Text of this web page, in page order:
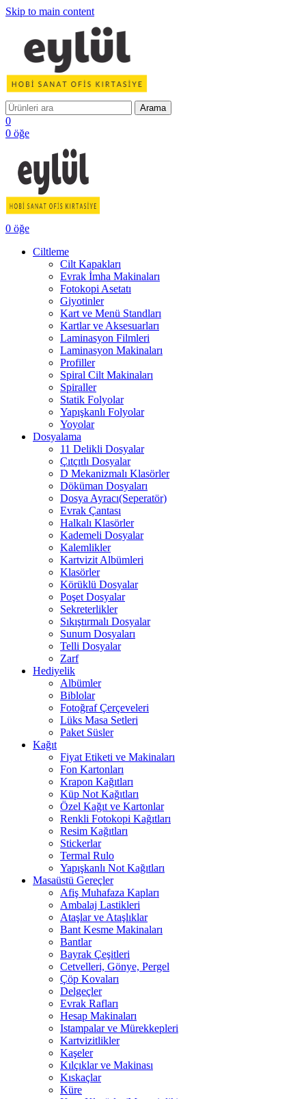
Skip to main content
Arama
0
0 öğe
0 öğe
Ciltleme
Cilt Kapakları
Evrak İmha Makinaları
Fotokopi Asetatı
Giyotinler
Kart ve Menü Standları
Kartlar ve Aksesuarları
Laminasyon Filmleri
Laminasyon Makinaları
Profiller
Spiral Cilt Makinaları
Spiraller
Statik Folyolar
Yapışkanlı Folyolar
Yoyolar
Dosyalama
11 Delikli Dosyalar
Çıtçıtlı Dosyalar
D Mekanizmalı Klasörler
Döküman Dosyaları
Dosya Ayracı(Seperatör)
Evrak Çantası
Halkalı Klasörler
Kademeli Dosyalar
Kalemlikler
Kartvizit Albümleri
Klasörler
Körüklü Dosyalar
Poşet Dosyalar
Sekreterlikler
Sıkıştırmalı Dosyalar
Sunum Dosyaları
Telli Dosyalar
Zarf
Hediyelik
Albümler
Biblolar
Fotoğraf Çerçeveleri
Lüks Masa Setleri
Paket Süsler
Kağıt
Fiyat Etiketi ve Makinaları
Fon Kartonları
Krapon Kağıtları
Küp Not Kağıtları
Özel Kağıt ve Kartonlar
Renkli Fotokopi Kağıtları
Resim Kağıtları
Stickerlar
Termal Rulo
Yapışkanlı Not Kağıtları
Masaüstü Gereçler
Afiş Muhafaza Kapları
Ambalaj Lastikleri
Ataşlar ve Ataşlıklar
Bant Kesme Makinaları
Bantlar
Bayrak Çeşitleri
Cetvelleri, Gönye, Pergel
Çöp Kovaları
Delgeçler
Evrak Rafları
Hesap Makinaları
Istampalar ve Mürekkepleri
Kartvizitlikler
Kaşeler
Kılçıklar ve Makinası
Kıskaçlar
Küre